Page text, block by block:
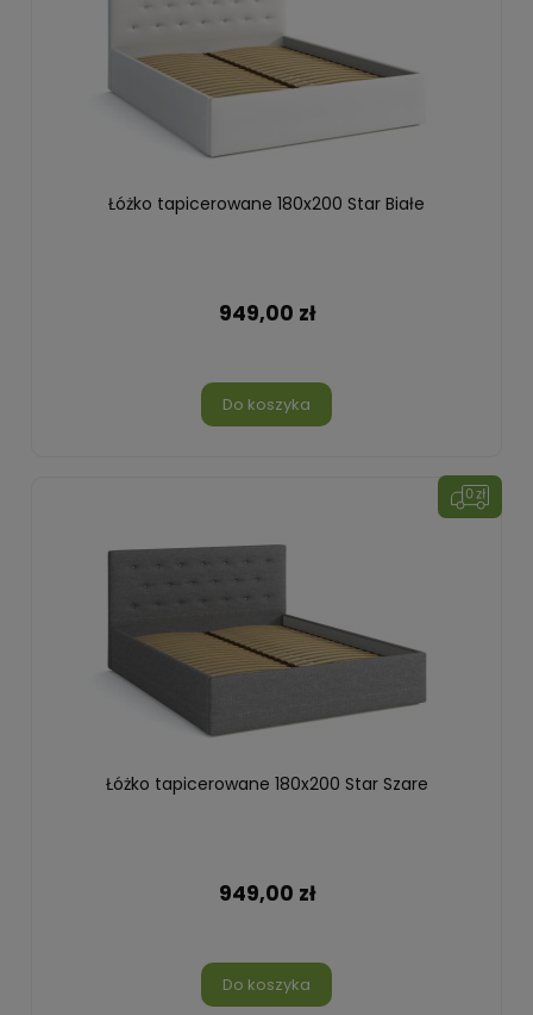
Łóżko tapicerowane 180x200 Star Białe
949,00 zł
Do koszyka
Łóżko tapicerowane 180x200 Star Szare
949,00 zł
Do koszyka